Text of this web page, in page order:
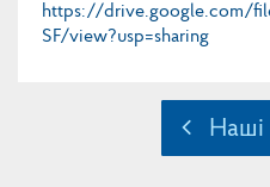
https://drive.google.com/
SF/view?usp=sharing
Наші